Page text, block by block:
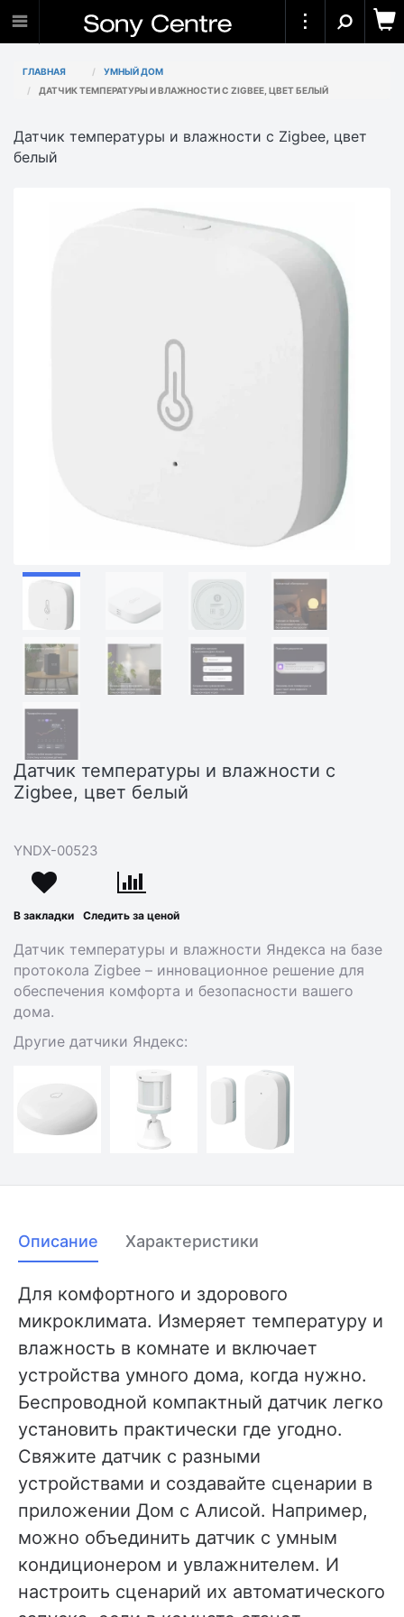
ГЛАВНАЯ
УМНЫЙ ДОМ
ДАТЧИК ТЕМПЕРАТУРЫ И ВЛАЖНОСТИ С ZIGBEE, ЦВЕТ БЕЛЫЙ
Датчик температуры и влажности с Zigbee, цвет
белый
Датчик температуры и влажности с
Zigbee, цвет белый
YNDX-00523
В закладки Следить за ценой
Датчик температуры и влажности Яндекса на базе
протокола Zigbee – инновационное решение для
обеспечения комфорта и безопасности вашего
дома.
Другие датчики Яндекс:
Описание Характеристики
Для комфортного и здорового
микроклимата. Измеряет температуру и
влажность в комнате и включает
устройства умного дома, когда нужно.
Беспроводной компактный датчик легко
установить практически где угодно.
Свяжите датчик с разными
устройствами и создавайте сценарии в
приложении Дом с Алисой. Например,
можно объединить датчик с умным
кондиционером и увлажнителем. И
настроить сценарий их автоматического